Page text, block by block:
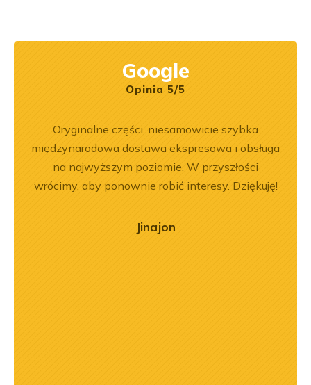
Google
Opinia 5/5
Oryginalne części, niesamowicie szybka
międzynarodowa dostawa ekspresowa i obsługa
na najwyższym poziomie. W przyszłości
wrócimy, aby ponownie robić interesy. Dziękuję!
Jinajon